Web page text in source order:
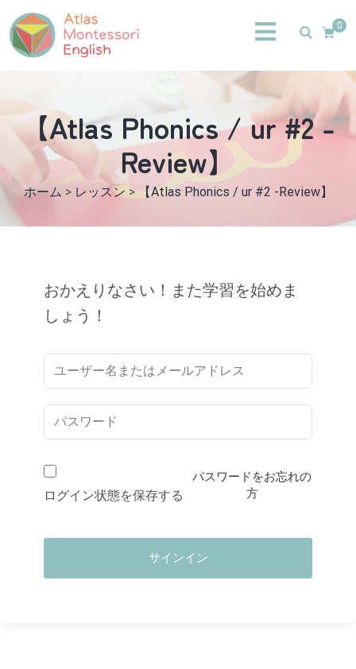
0
【Atlas Phonics / ur #2 -
Review】
ホーム > レッスン > 【Atlas Phonics / ur #2 -Review】
おかえりなさい！また学習を始めま
しょう！
ログイン状態を保存する
パスワードをお忘れの
方
サインイン